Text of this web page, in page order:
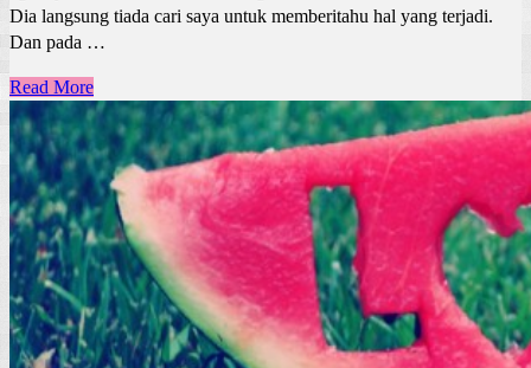
Dia langsung tiada cari saya untuk memberitahu hal yang terjadi.
Dan pada …
Read More